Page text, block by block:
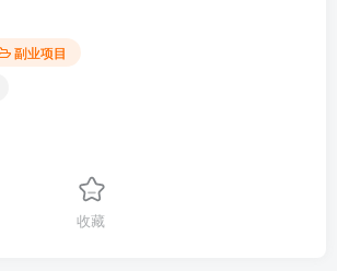
副业项目
收藏